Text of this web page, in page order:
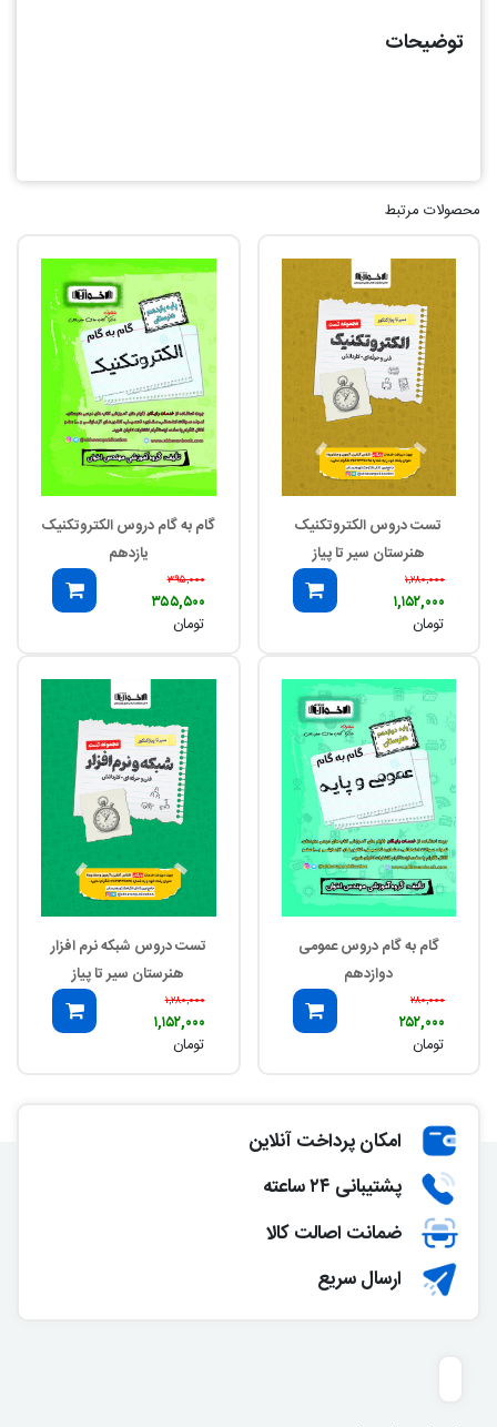
توضیحات
محصولات مرتبط
تست دروس الکتروتکنیک
هنرستان سیر تا پیاز
۱,۲۸۰,۰۰۰
۱,۱۵۲,۰۰۰
تومان
گام به گام دروس الکتروتکنیک
یازدهم
۳۹۵,۰۰۰
۳۵۵,۵۰۰
تومان
گام به گام دروس عمومی
دوازدهم
۲۸۰,۰۰۰
۲۵۲,۰۰۰
تومان
تست دروس شبکه نرم افزار
هنرستان سیر تا پیاز
۱,۲۸۰,۰۰۰
۱,۱۵۲,۰۰۰
تومان
امکان پرداخت آنلاین
پشتیبانی ۲۴ ساعته
ضمانت اصالت کالا
ارسال سریع